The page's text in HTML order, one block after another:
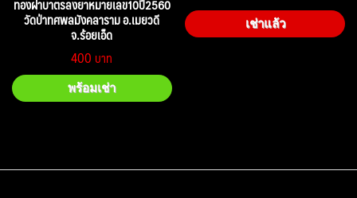
ทองฝาบาตรลงยาหมายเลข10ปี2560
วัดป่าทศพลมังคลาราม อ.เมยวดี
จ.ร้อยเอ็ด
400
พร้อมเช่า
เช่าแล้ว